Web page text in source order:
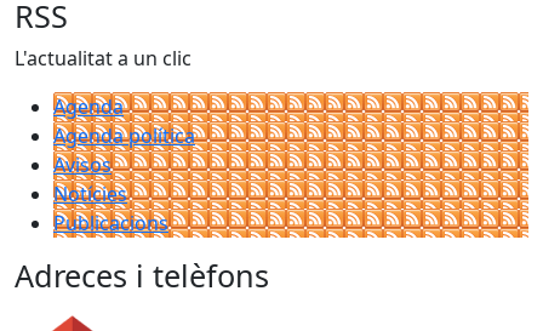
RSS
L'actualitat a un clic
Agenda
Agenda política
Avisos
Notícies
Publicacions
Adreces i telèfons